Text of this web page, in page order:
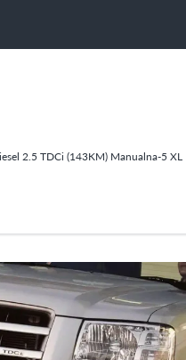
2.5 TDCi (143KM) Manualna-5 XL